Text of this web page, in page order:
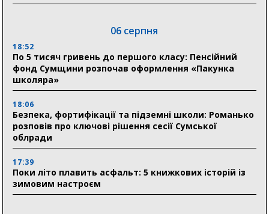
06 серпня
18:52
По 5 тисяч гривень до першого класу: Пенсійний
фонд Сумщини розпочав оформлення «Пакунка
школяра»
18:06
Безпека, фортифікації та підземні школи: Романько
розповів про ключові рішення сесії Сумської
облради
17:39
Поки літо плавить асфальт: 5 книжкових історій із
зимовим настроєм